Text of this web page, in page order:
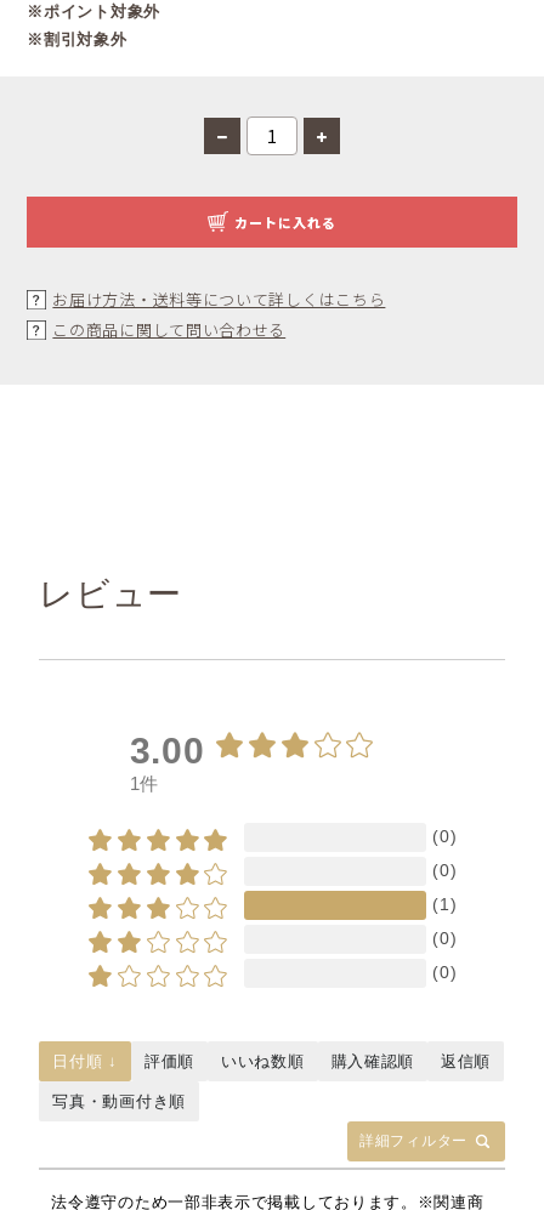
※ポイント対象外
※割引対象外
カートに入れる
お届け方法・送料等について詳しくはこちら
この商品に関して問い合わせる
レビュー
3.00
1件
(0)
(0)
(1)
(0)
(0)
詳細フィルター
日付順 ↓ 評価順 いいね数順 購入確認順 返信順
写真・動画付き順
法令遵守のため一部非表示で掲載しております。※関連商